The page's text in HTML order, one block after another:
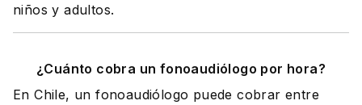
niños y adultos.
¿Cuánto cobra un fonoaudiólogo por hora?
En Chile, un fonoaudiólogo puede cobrar entre